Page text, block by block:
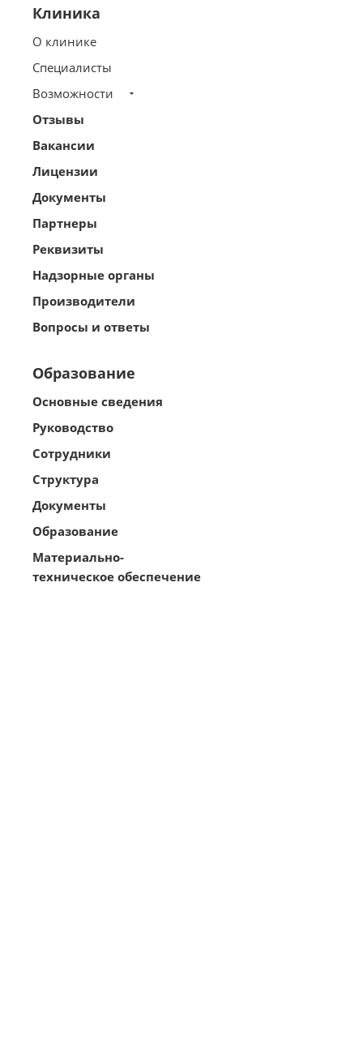
Клиника
О клинике
Специалисты
Возможности
Отзывы
Вакансии
Лицензии
Документы
Партнеры
Реквизиты
Надзорные органы
Производители
Вопросы и ответы
Образование
Основные сведения
Руководство
Сотрудники
Структура
Документы
Образование
Материально-
техническое обеспечение